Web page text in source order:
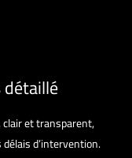
et transparent,
d’intervention.